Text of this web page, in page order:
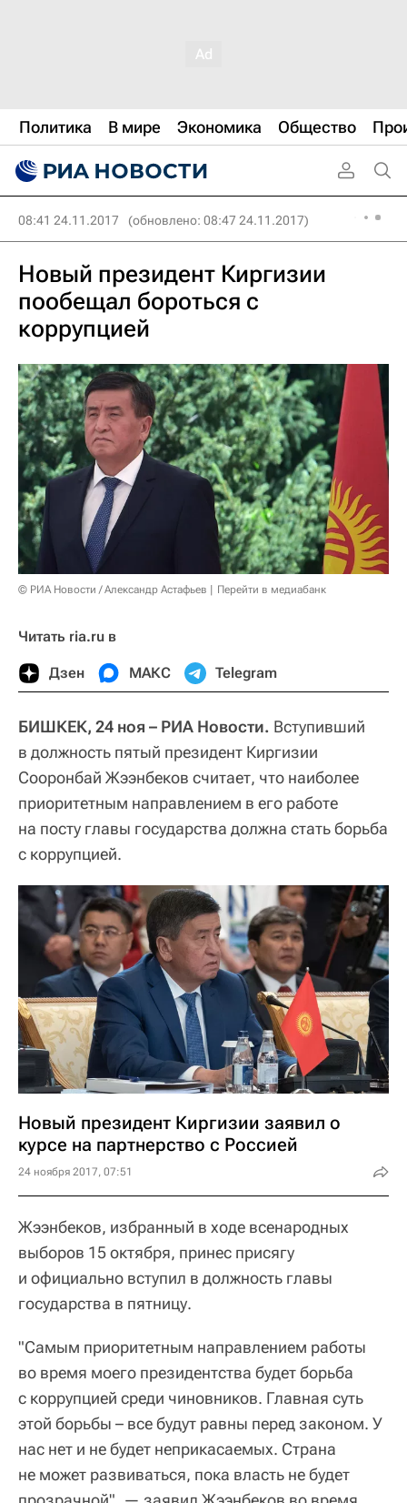
Политика В мире Экономика Общество
08:41 24.11.2017 (обновлено: 08:47 24.11.2017)
Новый президент Киргизии
пообещал бороться с
коррупцией
© РИА Новости / Александр Астафьев Перейти в медиабанк
Читать ria.ru в
Дзен МАКС Telegram
БИШКЕК, 24 ноя – РИА Новости. Вступивший
в должность пятый президент Киргизии
Сооронбай Жээнбеков считает, что наиболее
приоритетным направлением в его работе
на посту главы государства должна стать борьба
с коррупцией.
Новый президент Киргизии заявил о
курсе на партнерство с Россией
24 ноября 2017, 07:51
Жээнбеков, избранный в ходе всенародных
выборов 15 октября, принес присягу
и официально вступил в должность главы
государства в пятницу.
"Самым приоритетным направлением работы
во время моего президентства будет борьба
с коррупцией среди чиновников. Главная суть
этой борьбы – все будут равны перед законом. У
нас нет и не будет неприкасаемых. Страна
не может развиваться, пока власть не будет